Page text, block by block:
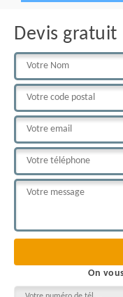
Devis gratuit
On